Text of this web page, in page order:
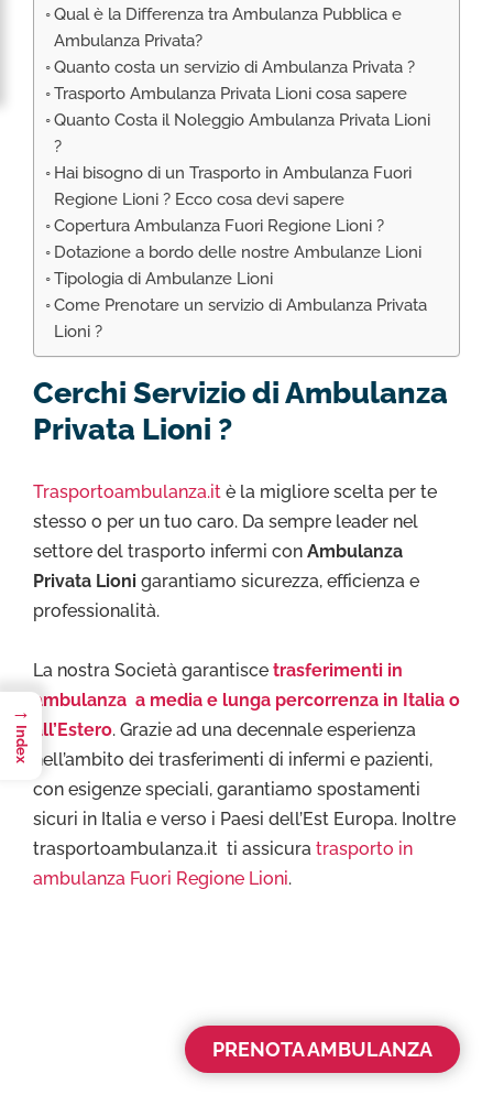
VOLO SANITARIO
TRASPORTO SANITARIO: VOLI DI LINEA,
ELIAMBULANZA ED AMBULANZA
TRASPORTO ECMO O CIRCOLAZIONE
EXTRACORPOREA
Qual è la Differenza tra Ambulanza Pubblica e
Ambulanza Privata?
Quanto costa un servizio di Ambulanza Privata ?
Trasporto Ambulanza Privata Lioni cosa sapere
Quanto Costa il Noleggio Ambulanza Privata Lioni
?
Hai bisogno di un Trasporto in Ambulanza Fuori
Regione Lioni ? Ecco cosa devi sapere
Copertura Ambulanza Fuori Regione Lioni ?
Dotazione a bordo delle nostre Ambulanze Lioni
Tipologia di Ambulanze Lioni
Come Prenotare un servizio di Ambulanza Privata
Lioni ?
Cerchi Servizio di Ambulanza
Privata Lioni ?
Trasportoambulanza.it è la migliore scelta per te
stesso o per un tuo caro. Da sempre leader nel
settore del trasporto infermi con Ambulanza
Privata Lioni garantiamo sicurezza, efficienza e
professionalità.
La nostra Società garantisce trasferimenti in
ambulanza a media e lunga percorrenza in Italia o
all’Estero. Grazie ad una decennale esperienza
nell’ambito dei trasferimenti di infermi e pazienti,
con esigenze speciali, garantiamo spostamenti
sicuri in Italia e verso i Paesi dell’Est Europa. Inoltre
trasportoambulanza.it ti assicura trasporto in
ambulanza Fuori Regione Lioni.
PRENOTA AMBULANZA
→
Index